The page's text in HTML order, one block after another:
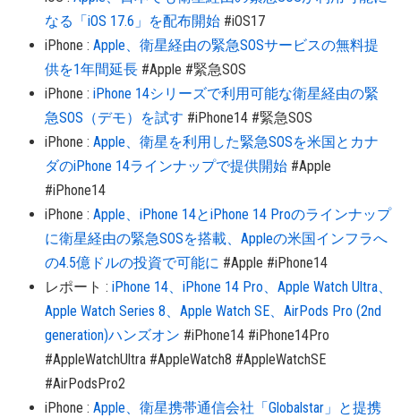
なる「iOS 17.6」を配布開始 #iOS17
iPhone : Apple、衛星経由の緊急SOSサービスの無料提
供を1年間延長 #Apple #緊急SOS
iPhone : iPhone 14シリーズで利用可能な衛星経由の緊
急SOS（デモ）を試す #iPhone14 #緊急SOS
iPhone : Apple、衛星を利用した緊急SOSを米国とカナ
ダのiPhone 14ラインナップで提供開始 #Apple
#iPhone14
iPhone : Apple、iPhone 14とiPhone 14 Proのラインナップ
に衛星経由の緊急SOSを搭載、Appleの米国インフラへ
の4.5億ドルの投資で可能に #Apple #iPhone14
レポート : iPhone 14、iPhone 14 Pro、Apple Watch Ultra、
Apple Watch Series 8、Apple Watch SE、AirPods Pro (2nd
generation)ハンズオン #iPhone14 #iPhone14Pro
#AppleWatchUltra #AppleWatch8 #AppleWatchSE
#AirPodsPro2
iPhone : Apple、衛星携帯通信会社「Globalstar」と提携